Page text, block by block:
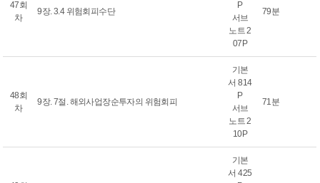
47회
차
9장. 3.4 위험회피수단
P
서브
노트 2
07P
79분
48회
차
9장. 7절. 해외사업장순투자의 위험회피
기본
서 814
P
서브
노트 2
10P
71분
기본
서 425